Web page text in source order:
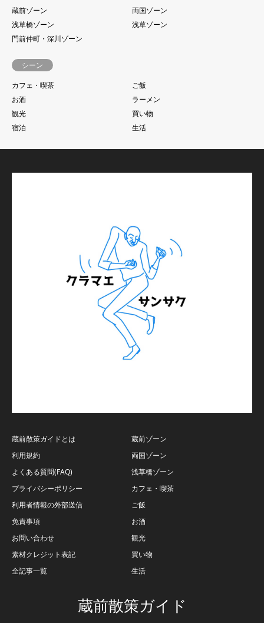
蔵前ゾーン
両国ゾーン
浅草橋ゾーン
浅草ゾーン
門前仲町・深川ゾーン
シーン
カフェ・喫茶
ご飯
お酒
ラーメン
観光
買い物
宿泊
生活
蔵前散策ガイドとは
利用規約
よくある質問(FAQ)
プライバシーポリシー
利用者情報の外部送信
免責事項
お問い合わせ
素材クレジット表記
全記事一覧
蔵前ゾーン
両国ゾーン
浅草橋ゾーン
カフェ・喫茶
ご飯
お酒
観光
買い物
生活
蔵前散策ガイド